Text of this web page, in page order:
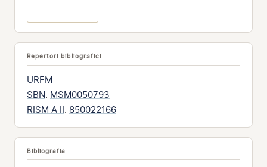
Repertori bibliografici
URFM
SBN: MSM0050793
RISM A II: 850022166
Bibliografia